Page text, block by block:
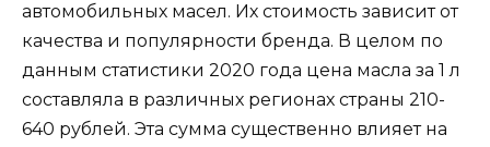
автомобильных масел. Их стоимость зависит от
качества и популярности бренда. В целом по
данным статистики 2020 года цена масла за 1 л
составляла в различных регионах страны 210-
640 рублей. Эта сумма существенно влияет на